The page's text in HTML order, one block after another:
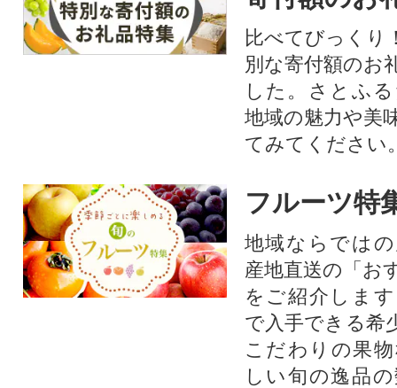
比べてびっくり
別な寄付額のお
した。さとふ
地域の魅力や美
てみてください
フルーツ特
地域ならでは
産地直送の「お
をご紹介しま
で入手できる希
こだわりの果
しい旬の逸品